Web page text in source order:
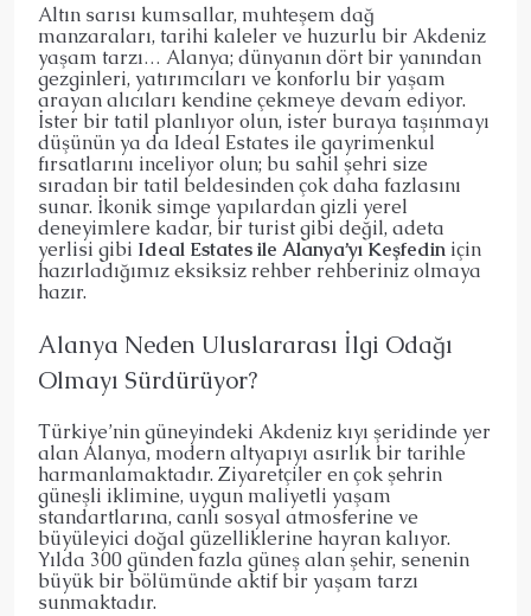
Altın sarısı kumsallar, muhteşem dağ
manzaraları, tarihi kaleler ve huzurlu bir Akdeniz
yaşam tarzı… Alanya; dünyanın dört bir yanından
gezginleri, yatırımcıları ve konforlu bir yaşam
arayan alıcıları kendine çekmeye devam ediyor.
İster bir tatil planlıyor olun, ister buraya taşınmayı
düşünün ya da Ideal Estates ile gayrimenkul
fırsatlarını inceliyor olun; bu sahil şehri size
sıradan bir tatil beldesinden çok daha fazlasını
sunar. İkonik simge yapılardan gizli yerel
deneyimlere kadar, bir turist gibi değil, adeta
yerlisi gibi Ideal Estates ile Alanya’yı Keşfedin için
hazırladığımız eksiksiz rehber rehberiniz olmaya
hazır.
Alanya Neden Uluslararası İlgi Odağı
Olmayı Sürdürüyor?
Türkiye’nin güneyindeki Akdeniz kıyı şeridinde yer
alan Alanya, modern altyapıyı asırlık bir tarihle
harmanlamaktadır. Ziyaretçiler en çok şehrin
güneşli iklimine, uygun maliyetli yaşam
standartlarına, canlı sosyal atmosferine ve
büyüleyici doğal güzelliklerine hayran kalıyor.
Yılda 300 günden fazla güneş alan şehir, senenin
büyük bir bölümünde aktif bir yaşam tarzı
sunmaktadır.